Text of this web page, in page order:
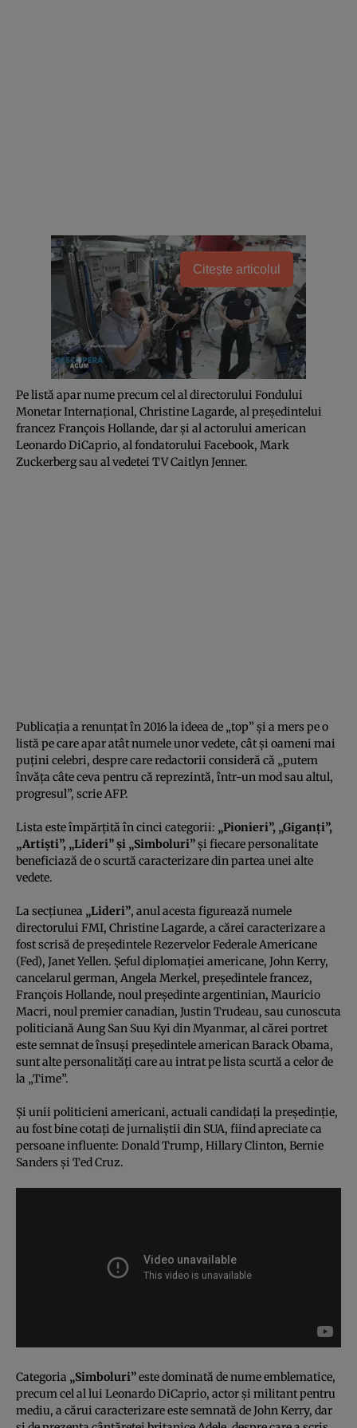
Citește articolul
Pe listă apar nume precum cel al directorului Fondului
Monetar Internaţional, Christine Lagarde, al preşedintelui
francez François Hollande, dar şi al actorului american
Leonardo DiCaprio, al fondatorului Facebook, Mark
Zuckerberg sau al vedetei TV Caitlyn Jenner.
Publicaţia a renunţat în 2016 la ideea de „top” şi a mers pe o
listă pe care apar atât numele unor vedete, cât şi oameni mai
puţini celebri, despre care redactorii consideră că „putem
învăţa câte ceva pentru că reprezintă, într-un mod sau altul,
progresul”, scrie AFP.
Lista este împărţită în cinci categorii: „Pionieri”, „Giganţi”,
„Artişti”, „Lideri” şi „Simboluri”şi fiecare personalitate
beneficiază de o scurtă caracterizare din partea unei alte
vedete.
La secţiunea „Lideri”, anul acesta figurează numele
directorului FMI, Christine Lagarde, a cărei caracterizare a
fost scrisă de preşedintele Rezervelor Federale Americane
(Fed), Janet Yellen. Şeful diplomaţiei americane, John Kerry,
cancelarul german, Angela Merkel, preşedintele francez,
François Hollande, noul preşedinte argentinian, Mauricio
Macri, noul premier canadian, Justin Trudeau, sau cunoscuta
politiciană Aung San Suu Kyi din Myanmar, al cărei portret
este semnat de însuşi preşedintele american Barack Obama,
sunt alte personalităţi care au intrat pe lista scurtă a celor de
la „Time”.
Şi unii politicieni americani, actuali candidaţi la preşedinţie,
au fost bine cotaţi de jurnaliştii din SUA, fiind apreciate ca
persoane influente: Donald Trump, Hillary Clinton, Bernie
Sanders şi Ted Cruz.
Categoria „Simboluri”este dominată de nume emblematice,
precum cel al lui Leonardo DiCaprio, actor şi militant pentru
mediu, a cărui caracterizare este semnată de John Kerry, dar